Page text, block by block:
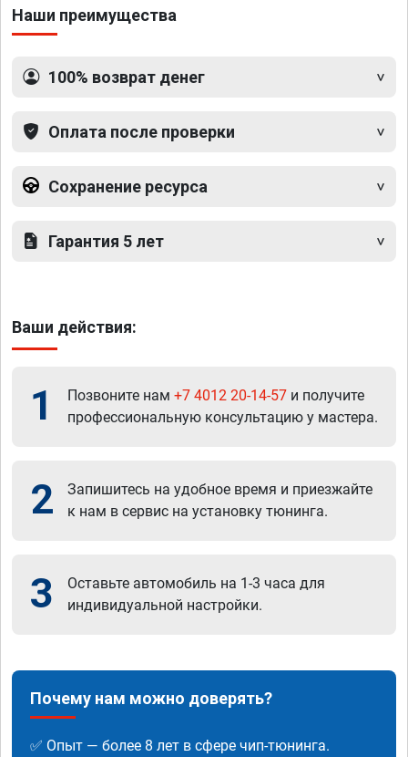
Наши преимущества
100% возврат денег
Оплата после проверки
Сохранение ресурса
Гарантия 5 лет
Ваши действия:
1 Позвоните нам +7 4012 20-14-57 и получите
профессиональную консультацию у мастера.
2
Запишитесь на удобное время и приезжайте
к нам в сервис на установку тюнинга.
3
Оставьте автомобиль на 1-3 часа для
индивидуальной настройки.
Почему нам можно доверять?
✅ Опыт — более 8 лет в сфере чип-тюнинга.